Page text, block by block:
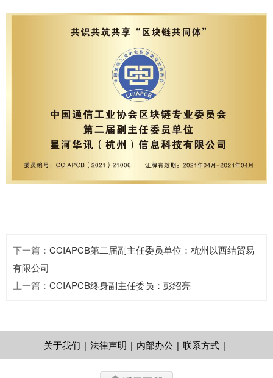
下一篇 ： CCIAPCB第二届副主任委员单位：杭州以西结贸易
有限公司
上一篇 ： CCIAPCB终身副主任委员：彭绍亮
关于我们 | 法律声明 | 内部办公 | 联系方式 |